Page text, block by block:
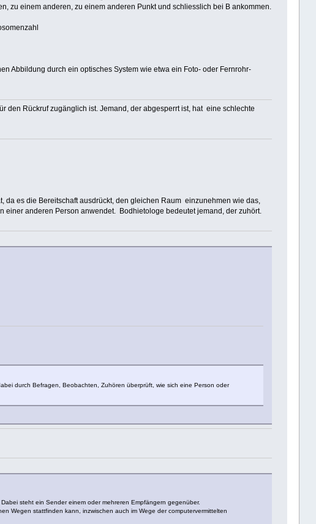
zu einem anderen, zu einem anderen Punkt und schliesslich bei B ankommen.
Abbildung durch ein optisches System wie etwa ein Foto- oder Fernrohr-
den Rückruf zugänglich ist. Jemand, der abgesperrt ist, hat eine schlechte
es die Bereitschaft ausdrückt, den gleichen Raum einzunehmen wie das,
anderen Person anwendet. Bodhietologe bedeutet jemand, der zuhört.
durch Befragen, Beobachten, Zuhören überprüft, wie sich eine Person oder
steht ein Sender einem oder mehreren Empfängern gegenüber.
Wegen stattfinden kann, inzwischen auch im Wege der computervermittelten